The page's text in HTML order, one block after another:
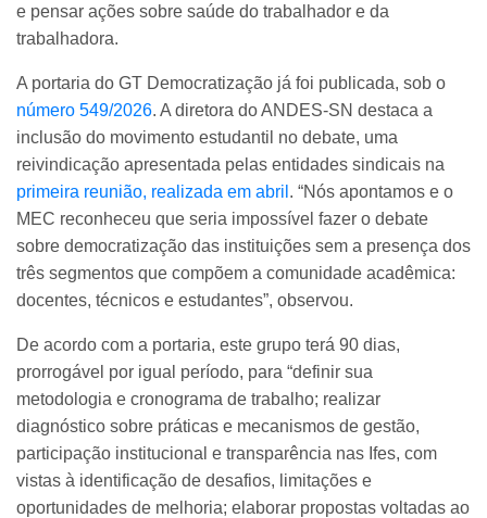
e pensar ações sobre saúde do trabalhador e da
trabalhadora.
A portaria do GT Democratização já foi publicada, sob o
número 549/2026. A diretora do ANDES-SN destaca a
inclusão do movimento estudantil no debate, uma
reivindicação apresentada pelas entidades sindicais na
primeira reunião, realizada em abril . “Nós apontamos e o
MEC reconheceu que seria impossível fazer o debate
sobre democratização das instituições sem a presença dos
três segmentos que compõem a comunidade acadêmica:
docentes, técnicos e estudantes”, observou.
De acordo com a portaria, este grupo terá 90 dias,
prorrogável por igual período, para “definir sua
metodologia e cronograma de trabalho; realizar
diagnóstico sobre práticas e mecanismos de gestão,
participação institucional e transparência nas Ifes, com
vistas à identificação de desafios, limitações e
oportunidades de melhoria; elaborar propostas voltadas ao